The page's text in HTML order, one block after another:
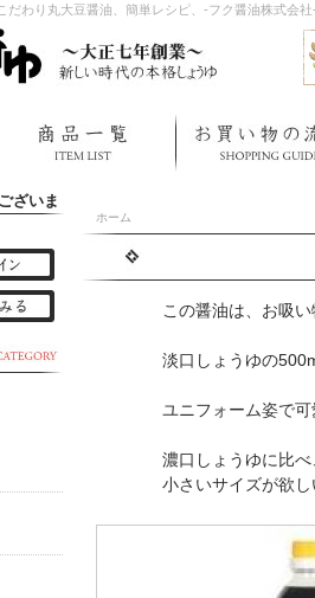
だわり丸大豆醤油、簡単レシピ、-フク醤油株式会社
ざいま
ホーム
この醤油は、お吸い物
淡口しょうゆの500ml
ユニフォーム姿で可愛
濃口しょうゆに比べ、
小さいサイズが欲しい